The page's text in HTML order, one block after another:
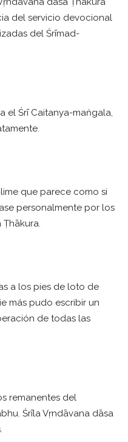
del servicio devocional
del Śrīmad-
el Śrī Caitanya-maṅgala,
que parece como si
personalmente por los
Ṭhākura.
a los pies de loto de
más pudo escribir un
de todas las
remanentes del
Śrīla Vṛndāvana dāsa